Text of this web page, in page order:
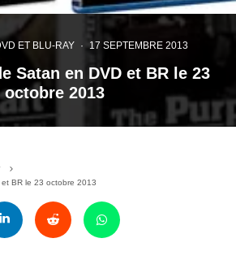
ET BLU-RAY · 17 SEPTEMBRE 2013
Satan en DVD et BR le 23
octobre 2013
BR le 23 octobre 2013